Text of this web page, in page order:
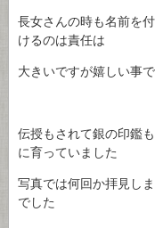
長女さんの時も名前を
けるのは責任は
大きいですが嬉しい事
伝授もされて銀の印鑑
に育っていました
写真では何回か拝見し
でした